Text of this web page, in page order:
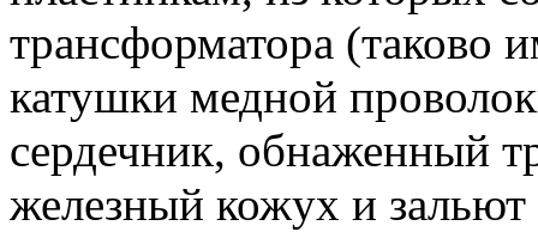
трансформатора (таково
катушки медной
сердечник, обнаженный
железный кожух и